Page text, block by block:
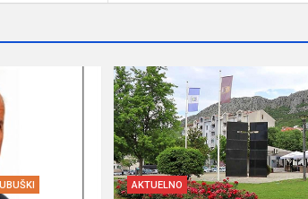
AKTUELNO